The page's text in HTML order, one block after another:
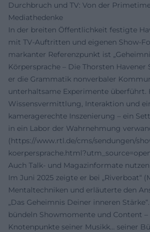
Durchbruch und TV: Von der
Mediathedenke
In der breiten Öffentlichkeit festigte
mit TV-Auftritten und eigenen Show-
markanter Referenzpunkt ist
Körpersprache – Die Thorsten Havener
er die Grammatik nonverbaler
unterhaltsame Experimente überführt.
Wissensvermittlung, Interaktion und
kameragerechte Inszenierung – ein
in ein Labor der Wahrnehmung
(https://www.rtl.de/cms/sendungen/
Auch Talk- und Magazinformate
Im Juni 2025 zeigte er bei „Riverboat“
Mentaltechniken und erläuterte den
„Das Geheimnis Deiner inneren
bündeln Showmomente und Content –
Knotenpunkte seiner Musikk… seiner